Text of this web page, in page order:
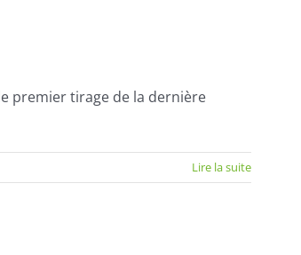
premier tirage de la dernière
Lire la suite